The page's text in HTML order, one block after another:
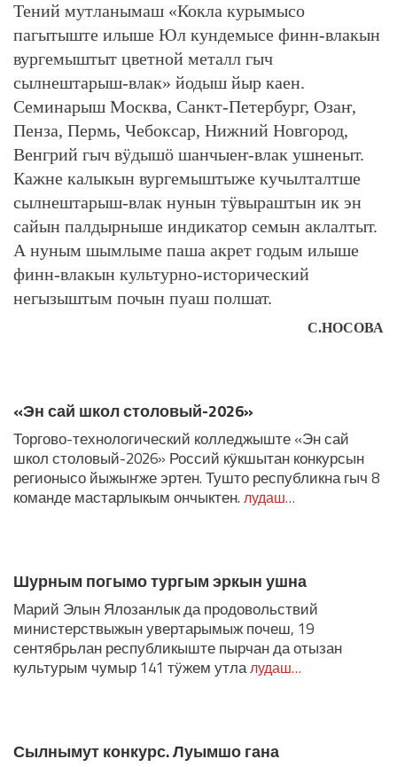
Тений мутланымаш «Кокла курымысо
пагытыште илыше Юл кундемысе финн-влакын
вургемыштыт цветной металл гыч
сылнештарыш-влак» йодыш йыр каен.
Семинарыш Москва, Санкт-Петербург, Озаҥ,
Пенза, Пермь, Чебоксар, Нижний Новгород,
Венгрий гыч вӱдышӧ шанчыеҥ-влак ушненыт.
Кажне калыкын вургемыштыже кучылталтше
сылнештарыш-влак нунын тӱвыраштын ик эн
сайын палдырныше индикатор семын аклалтыт.
А нуным шымлыме паша акрет годым илыше
финн-влакын культурно-исторический
негызыштым почын пуаш полшат.
С.НОСОВА
«Эн сай школ столовый-2026»
Торгово-технологический колледжыште «Эн сай
школ столовый-2026» Россий кӱкшытан конкурсын
регионысо йыжыҥже эртен. Тушто республикна гыч 8
команде мастарлыкым ончыктен. лудаш…
Шурным погымо тургым эркын ушна
Марий Элын Ялозанлык да продовольствий
министерствыжын увертарымыж почеш, 19
сентябрьлан республикыште пырчан да отызан
культурым чумыр 141 тӱжем утлалудаш…
Сылнымут конкурс. Луымшо гана